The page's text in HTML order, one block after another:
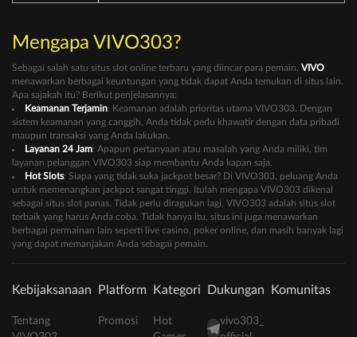
Mengapa VIVO303?
Sebagai salah satu situs slot online terbaru yang diincar para pemain, VIVO
menawarkan berbagai keuntungan yang tidak dapat Anda temukan di situs lain.
Apa sajakah itu? Berikut penjelasannya:
Keamanan Terjamin: Keamanan adalah prioritas utama VIVO303. Dengan
sistem keamanan yang canggih, Anda tidak perlu khawatir dengan data pribadi
maupun transaksi yang Anda lakukan.
Layanan 24 Jam: Apapun pertanyaan atau masalah yang Anda miliki, tim
layanan pelanggan VIVO303 siap membantu Anda kapan saja.
Hot Slots: Siapa yang tidak suka jackpot besar? Di VIVO303, peluang Anda
untuk memenangkan jackpot sangat tinggi. Itulah mengapa VIVO303 dikenal
sebagai situs slot panas. Tidak perlu diragukan lagi, VIVO303 adalah situs slot
terbaik yang harus Anda coba. Tidak hanya itu, situs ini juga menawarkan
berbagai permainan lain seperti live casino, poker online, dan masih banyak lagi
yang dapat memanjakan Anda sebagai pemain.
Kebijaksanaan
Tentang
Platform
Promosi
Kategori
Hot
Dukungan
vivo303_
Komunitas